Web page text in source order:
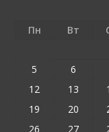
o
Пн Вт
5
6
12
13
19
20
26
27